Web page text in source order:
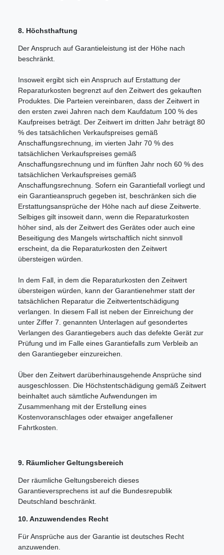
8. Höchsthaftung
Der Anspruch auf Garantieleistung ist der Höhe nach
beschränkt.
Insoweit ergibt sich ein Anspruch auf Erstattung der
Reparaturkosten begrenzt auf den Zeitwert des gekauften
Produktes. Die Parteien vereinbaren, dass der Zeitwert in
den ersten zwei Jahren nach dem Kaufdatum 100 % des
Kaufpreises beträgt. Der Zeitwert im dritten Jahr beträgt 80
% des tatsächlichen Verkaufspreises gemäß
Anschaffungsrechnung, im vierten Jahr 70 % des
tatsächlichen Verkaufspreises gemäß
Anschaffungsrechnung und im fünften Jahr noch 60 % des
tatsächlichen Verkaufspreises gemäß
Anschaffungsrechnung. Sofern ein Garantiefall vorliegt und
ein Garantieanspruch gegeben ist, beschränken sich die
Erstattungsansprüche der Höhe nach auf diese Zeitwerte.
Selbiges gilt insoweit dann, wenn die Reparaturkosten
höher sind, als der Zeitwert des Gerätes oder auch eine
Beseitigung des Mangels wirtschaftlich nicht sinnvoll
erscheint, da die Reparaturkosten den Zeitwert
übersteigen würden.
In dem Fall, in dem die Reparaturkosten den Zeitwert
übersteigen würden, kann der Garantienehmer statt der
tatsächlichen Reparatur die Zeitwertentschädigung
verlangen. In diesem Fall ist neben der Einreichung der
unter Ziffer 7. genannten Unterlagen auf gesondertes
Verlangen des Garantiegebers auch das defekte Gerät zur
Prüfung und im Falle eines Garantiefalls zum Verbleib an
den Garantiegeber einzureichen.
Über den Zeitwert darüberhinausgehende Ansprüche sind
ausgeschlossen. Die Höchstentschädigung gemäß Zeitwert
beinhaltet auch sämtliche Aufwendungen im
Zusammenhang mit der Erstellung eines
Kostenvoranschlages oder etwaiger angefallener
Fahrtkosten.
9. Räumlicher Geltungsbereich
Der räumliche Geltungsbereich dieses
Garantieversprechens ist auf die Bundesrepublik
Deutschland beschränkt.
10. Anzuwendendes Recht
Für Ansprüche aus der Garantie ist deutsches Recht
anzuwenden.